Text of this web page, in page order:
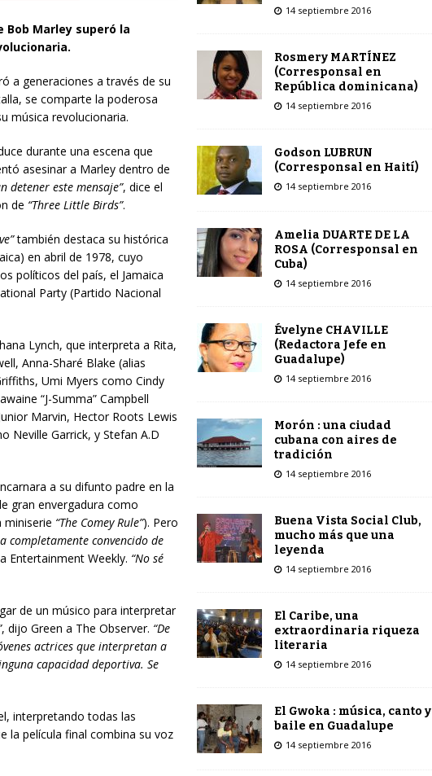
Marley superó la
a generaciones a través de su
se comparte la poderosa
música revolucionaria.
durante una escena que
asesinar a Marley dentro de
detener este mensaje”, dice el
de “Three Little Birds”.
también destaca su histórica
en abril de 1978, cuyo
políticos del país, el Jamaica
Party (Partido Nacional
Lynch, que interpreta a Rita,
Anna-Sharé Blake (alias
Umi Myers como Cindy
“J-Summa” Campbell
Marvin, Hector Roots Lewis
Neville Garrick, y Stefan A.D
a su difunto padre en la
gran envergadura como
miniserie “The Comey Rule”). Pero
completamente convencido de
Entertainment Weekly. “No sé
de un músico para interpretar
, dijo Green a The Observer. “De
actrices que interpretan a
capacidad deportiva. Se
interpretando todas las
la película final combina su voz
14 septiembre 2016
Rosmery MARTÍNEZ
(Corresponsal en
República dominicana)
14 septiembre 2016
Godson LUBRUN
(Corresponsal en Haití)
14 septiembre 2016
Amelia DUARTE DE LA
ROSA (Corresponsal en
Cuba)
14 septiembre 2016
Évelyne CHAVILLE
(Redactora Jefe en
Guadalupe)
14 septiembre 2016
Morón : una ciudad
cubana con aires de
tradición
14 septiembre 2016
Buena Vista Social Club,
mucho más que una
leyenda
14 septiembre 2016
El Caribe, una
extraordinaria riqueza
literaria
14 septiembre 2016
El Gwoka : música, canto y
baile en Guadalupe
14 septiembre 2016